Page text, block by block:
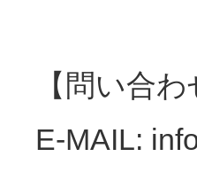
【問い合
E-MAIL: